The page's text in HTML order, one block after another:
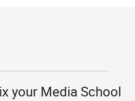
your Media School